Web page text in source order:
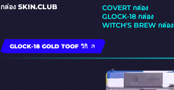
กล่อง SKIN.CLUB
COVERT กล่อง
GLOCK-18 กล่อง
WITCH'S BREW กล่อง
GLOCK-18 GOLD TOOF วิกิ